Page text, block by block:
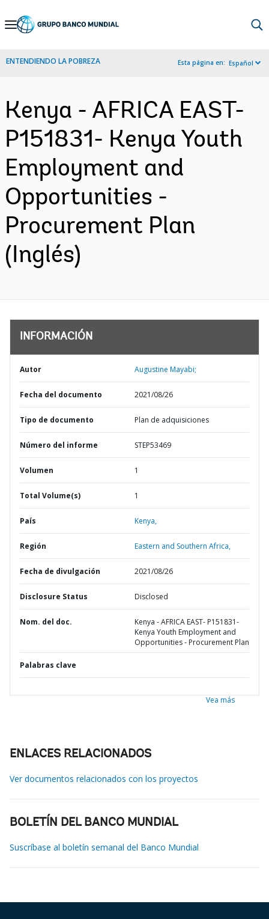
Skip
Navigation
ENTENDIENDO LA POBREZA Esta página en: Español
Kenya - AFRICA EAST-
P151831- Kenya Youth
Employment and
Opportunities -
Procurement Plan
(Inglés)
INFORMACIÓN
Autor Augustine Mayabi;
Fecha del documento 2021/08/26
Tipo de documento Plan de adquisiciones
Número del informe STEP53469
Volumen 1
Total Volume(s) 1
País Kenya,
Región Eastern and Southern Africa,
Fecha de divulgación 2021/08/26
Disclosure Status Disclosed
Nom. del doc.
Kenya - AFRICA EAST- P151831-
Kenya Youth Employment and
Opportunities - Procurement Plan
Palabras clave
Vea más
ENLACES RELACIONADOS
Ver documentos relacionados con los proyectos
BOLETÍN DEL BANCO MUNDIAL
Suscríbase al boletín semanal del Banco Mundial